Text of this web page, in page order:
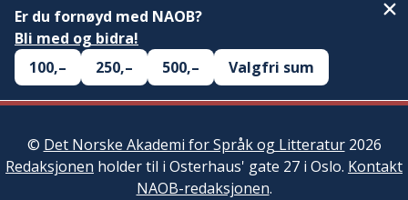
Er du fornøyd med NAOB?
Bli med og bidra!
100,–
250,– 500,– Valgfri sum
© Det Norske Akademi for Språk og Litteratur2026
Redaksjonen holder til i Osterhaus' gate 27 i Oslo. Kontakt
NAOB-redaksjonen.